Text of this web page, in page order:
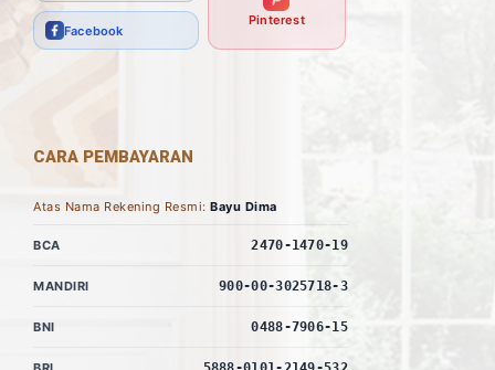
Facebook
Pinterest
CARA PEMBAYARAN
Atas Nama Rekening Resmi: Bayu Dima
BCA 2470-1470-19
MANDIRI 900-00-3025718-3
BNI 0488-7906-15